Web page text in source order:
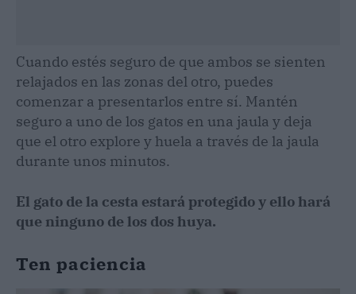
Cuando estés seguro de que ambos se sienten
relajados en las zonas del otro, puedes
comenzar a presentarlos entre sí. Mantén
seguro a uno de los gatos en una jaula y deja
que el otro explore y huela a través de la jaula
durante unos minutos.
El gato de la cesta estará protegido y ello hará
que ninguno de los dos huya.
Ten paciencia